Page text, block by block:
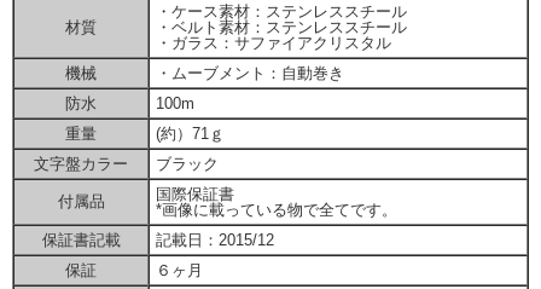
材質
・ケース素材：ステンレススチール
・ベルト素材：ステンレススチール
・ガラス：サファイアクリスタル
機械
・ムーブメント：自動巻き
防水
100m
重量
(約）71ｇ
文字盤カラー
ブラック
付属品
国際保証書
*画像に載っている物で全てです。
保証書記載
記載日：2015/12
保証
６ヶ月